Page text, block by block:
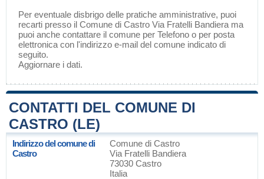
Per eventuale disbrigo delle pratiche amministrative, puoi
recarti presso il Comune di Castro Via Fratelli Bandiera ma
puoi anche contattare il comune per Telefono o per posta
elettronica con l'indirizzo e-mail del comune indicato di
seguito.
Aggiornare i dati.
CONTATTI DEL COMUNE DI
CASTRO (LE)
Indirizzo del comune di
Castro
Comune di Castro
Via Fratelli Bandiera
73030 Castro
Italia